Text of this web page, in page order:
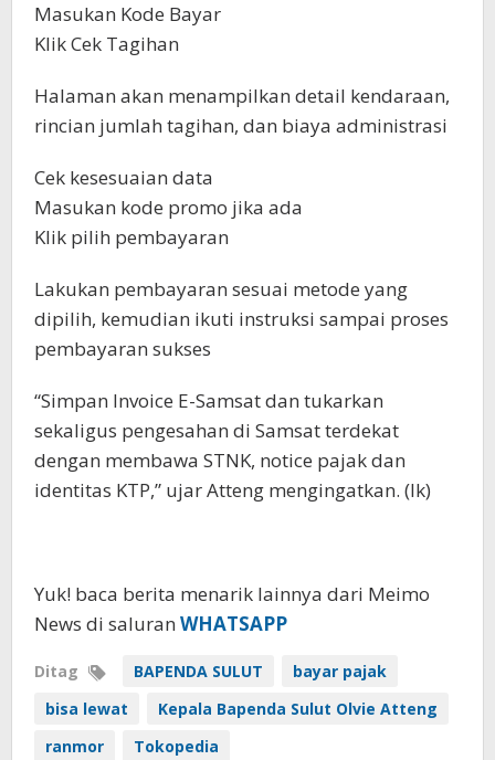
Masukan Kode Bayar
Klik Cek Tagihan
Halaman akan menampilkan detail kendaraan,
rincian jumlah tagihan, dan biaya administrasi
Cek kesesuaian data
Masukan kode promo jika ada
Klik pilih pembayaran
Lakukan pembayaran sesuai metode yang
dipilih, kemudian ikuti instruksi sampai proses
pembayaran sukses
“Simpan Invoice E-Samsat dan tukarkan
sekaligus pengesahan di Samsat terdekat
dengan membawa STNK, notice pajak dan
identitas KTP,” ujar Atteng mengingatkan. (lk)
Yuk! baca berita menarik lainnya dari Meimo
News di saluran WHATSAPP
Ditag BAPENDA SULUT
bayar pajak
bisa lewat
Kepala Bapenda Sulut Olvie Atteng
ranmor
Tokopedia